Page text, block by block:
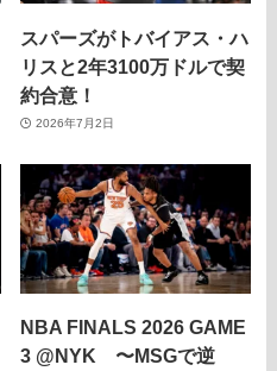
スパーズがトバイアス・ハ
リスと2年3100万ドルで契
約合意！
2026年7月2日
NBA FINALS 2026 GAME
3 @NYK 〜MSGで逆